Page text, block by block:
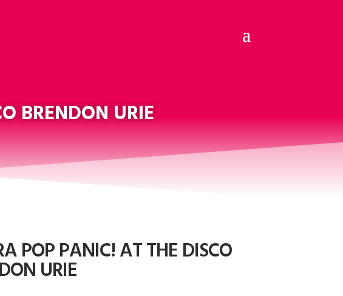
BRENDON URIE
POP PANIC! AT THE DISCO
URIE